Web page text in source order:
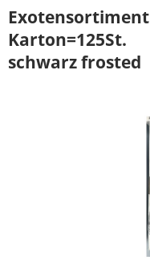
Exotensortiment
Karton=125St.
schwarz frosted